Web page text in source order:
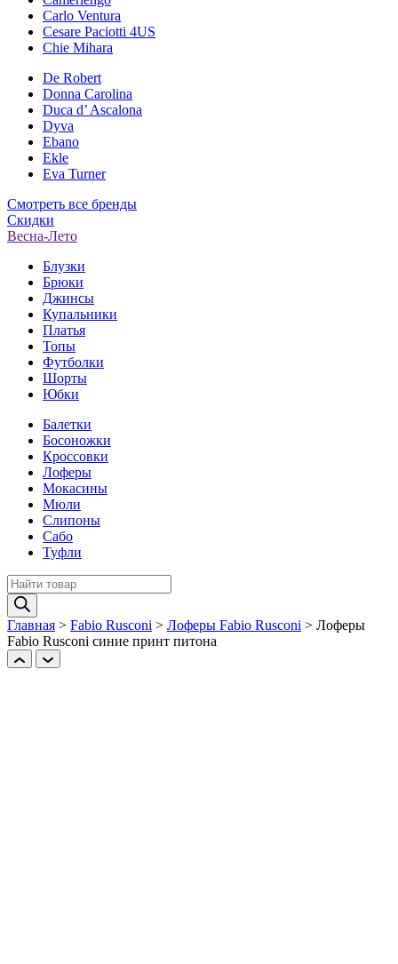
Carlo Ventura
Cesare Paciotti 4US
Chie Mihara
De Robert
Donna Carolina
Duca d’ Ascalona
Dyva
Ebano
Ekle
Eva Turner
Смотреть все бренды
Скидки
Весна-Лето
Блузки
Брюки
Джинсы
Купальники
Платья
Топы
Футболки
Шорты
Юбки
Балетки
Босоножки
Кроссовки
Лоферы
Мокасины
Мюли
Слипоны
Сабо
Туфли
Поиск
товаров
Главная > Fabio Rusconi > Лоферы Fabio Rusconi > Лоферы
Fabio Rusconi синие принт питона